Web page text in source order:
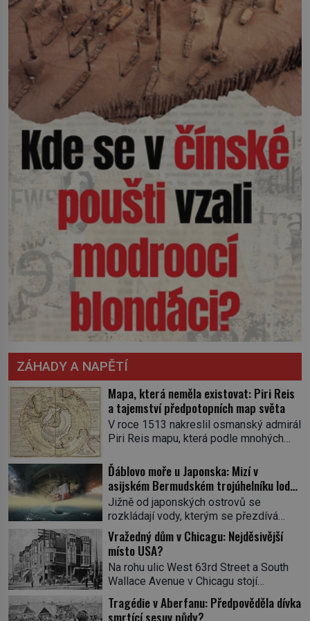
ZÁHADY A NAPĚTÍ
Mapa, která neměla existovat: Piri Reis
a tajemství předpotopních map světa
V roce 1513 nakreslil osmanský admirál
Piri Reis mapu, která podle mnohých
Na kusu gazelí kůže se totiž objevuje
pobřeží připomínající Antarktidu bez
ledového příkrovu, tři sta let před jejím
objevením. Odkud čerpal? Existovala
snad civilizace se znalostmi, jež
historie dosud nezaznamenala? Píše
se rok 1513, osmanský […]
Ďáblovo moře u Japonska: Mizí v
asijském Bermudském trojúhelníku lodě
ve spárech neznámé síly?
Jižně od japonských ostrovů se
rozkládají vody, kterým se přezdívá
Ďáblovo moře. Vypráví se o lodích
mizejících beze stopy, podivných
světlech, zrádných proudech i mořských
dracích, kteří měli tyto končiny střežit už
v dávných legendách. Je tichomořský
Dračí trojúhelník skutečně prokletým
místem, nebo se zde jen nebezpečná
Vražedný dům v Chicagu: Nejděsivější
místo USA?
Na rohu ulic West 63rd Street a South
Wallace Avenue v Chicagu stojí
nenápadná pošta. Nemá žádný speciální
nápis ani pamětní desku. A přesto prý
Tragédie v Aberfanu: Předpověděla dívka
smrtící sesuv půdy?